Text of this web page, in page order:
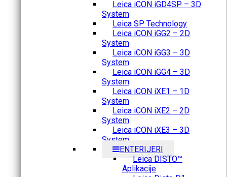
Leica iCON iGD4SP – 3D
System
Leica SP Technology
Leica iCON iGG2 – 2D
System
Leica iCON iGG3 – 3D
System
Leica iCON iGG4 – 3D
System
Leica iCON iXE1 – 1D
System
Leica iCON iXE2 – 2D
System
Leica iCON iXE3 – 3D
System
ENTERIJERI
Leica DISTO™
Aplikacije